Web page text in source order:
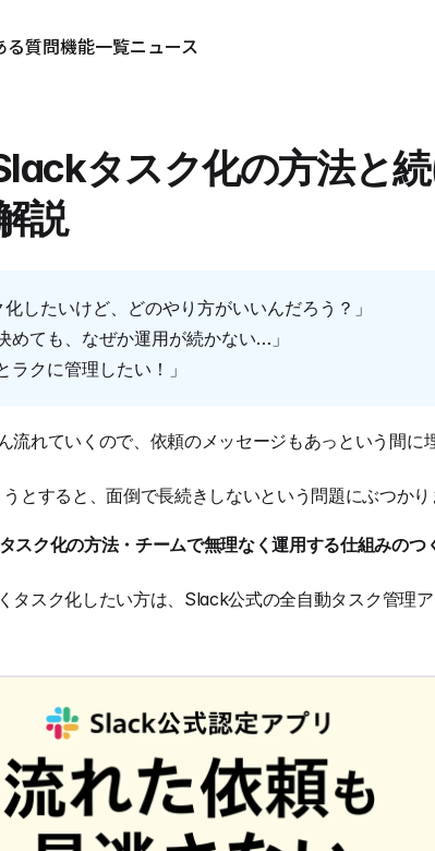
る質問機能一覧ニュース
タスク化の方法と
説
したいけど、どのやり方がいいんだろう？」
めても、なぜか運用が続かない…」
ラクに管理したい！」
流れていくので、依頼のメッセージもあっという間に
とすると、面倒で長続きしないという問題にぶつか
スク化の方法・チームで無理なく運用する仕組みのつ
タスク化したい方は、Slack公式の全自動タスク管理